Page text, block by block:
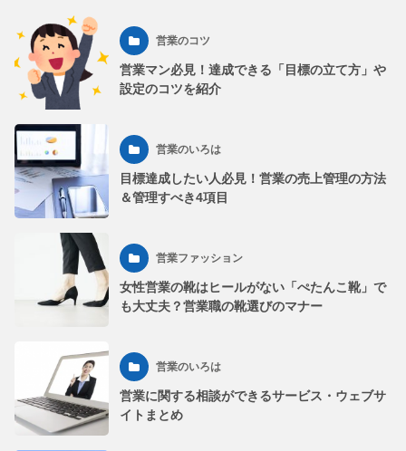
営業のコツ
営業マン必見！達成できる「目標の立て方」や
設定のコツを紹介
営業のいろは
目標達成したい人必見！営業の売上管理の方法
＆管理すべき4項目
営業ファッション
女性営業の靴はヒールがない「ぺたんこ靴」で
も大丈夫？営業職の靴選びのマナー
営業のいろは
営業に関する相談ができるサービス・ウェブサ
イトまとめ